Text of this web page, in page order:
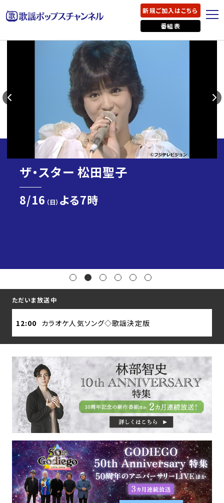
新規ご加入はこちら
番組表
ザ・スター 松田聖子
8/16 （日） よる7時
1 2 3 4 5 6
ただいま放送中
12:00 カラオケ人気ソング◇歌謡決定版